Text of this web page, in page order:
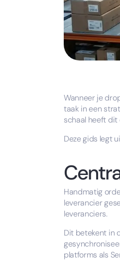
Wanneer je
taak in een
schaal heeft
Deze gids legt
Handmatig
leverancier
leveranciers.
Dit betekent in
platforms als